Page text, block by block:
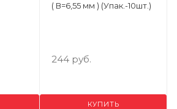
( В=6,55 мм ) (Упак.-10шт.)
244 руб.
КУПИТЬ